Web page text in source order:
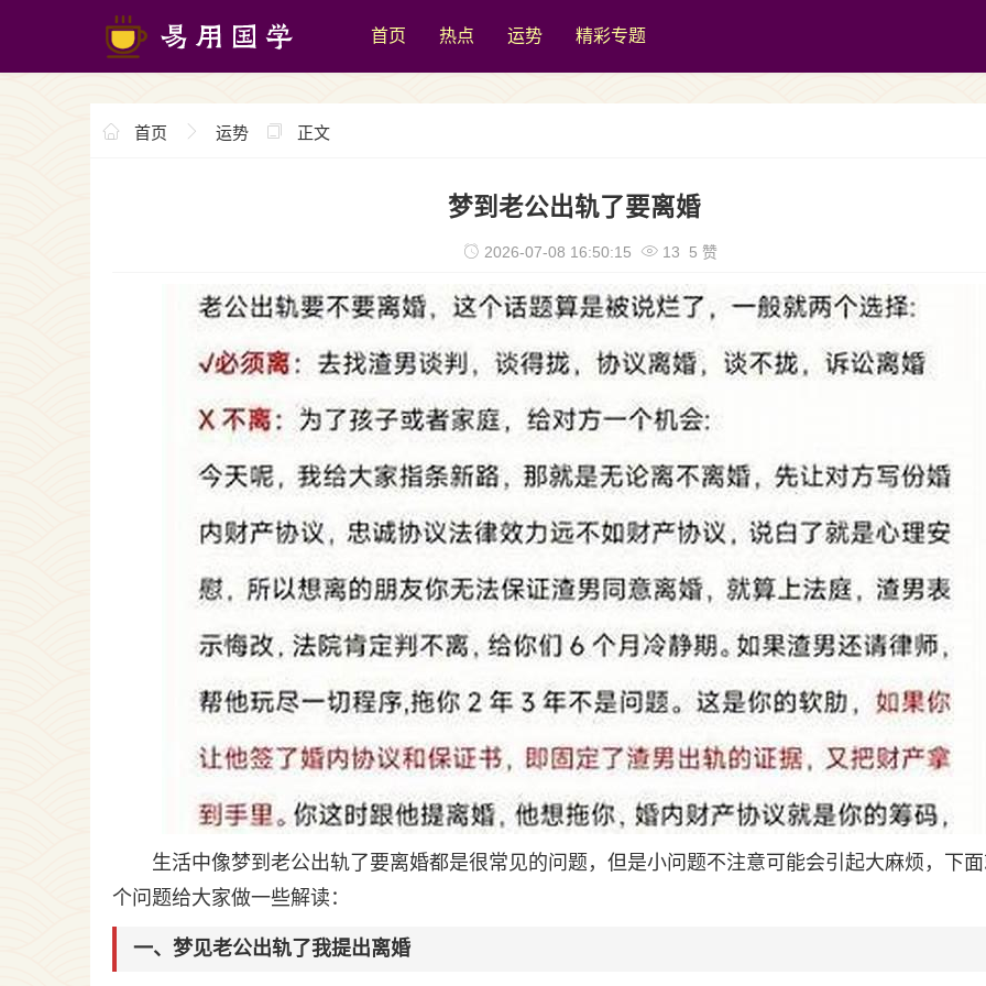
首页 热点 运势 精彩专题
首页 运势 正文
梦到老公出轨了要离婚
2026-07-08 16:50:15 13 5 赞
生活中像梦到老公出轨了要离婚都是很常见的问题，但是小问题不注意可能会引起大麻烦，下
个问题给大家做一些解读：
一、梦见老公出轨了我提出离婚